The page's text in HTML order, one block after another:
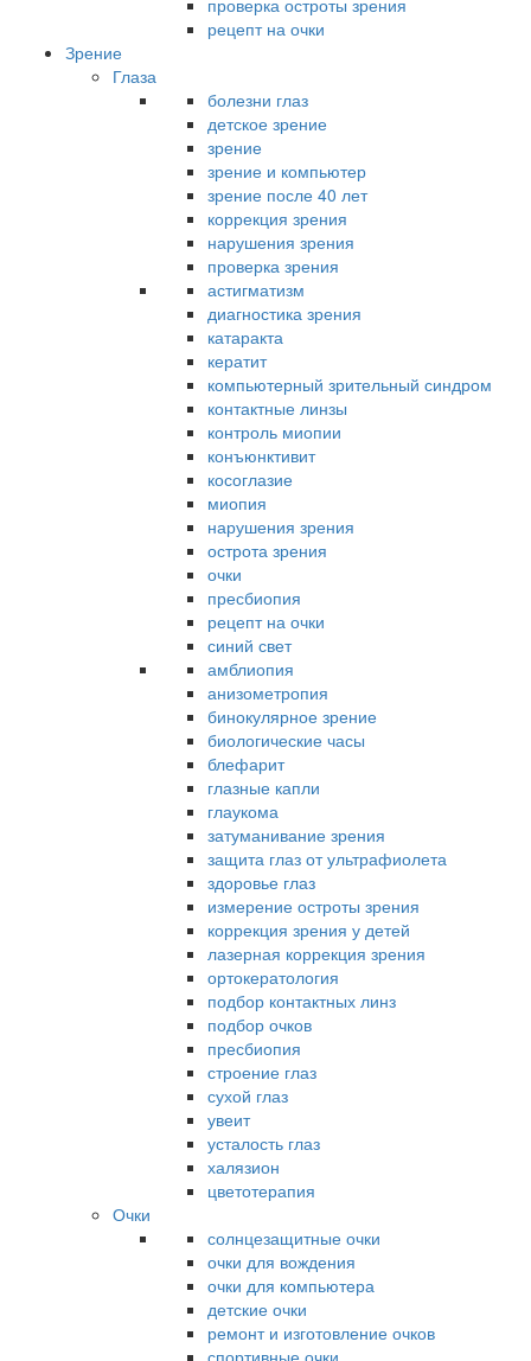
проверка остроты зрения
рецепт на очки
Зрение
Глаза
болезни глаз
детское зрение
зрение
зрение и компьютер
зрение после 40 лет
коррекция зрения
нарушения зрения
проверка зрения
астигматизм
диагностика зрения
катаракта
кератит
компьютерный зрительный синдром
контактные линзы
контроль миопии
конъюнктивит
косоглазие
миопия
нарушения зрения
острота зрения
очки
пресбиопия
рецепт на очки
синий свет
амблиопия
анизометропия
бинокулярное зрение
биологические часы
блефарит
глазные капли
глаукома
затуманивание зрения
защита глаз от ультрафиолета
здоровье глаз
измерение остроты зрения
коррекция зрения у детей
лазерная коррекция зрения
ортокератология
подбор контактных линз
подбор очков
пресбиопия
строение глаз
сухой глаз
увеит
усталость глаз
халязион
цветотерапия
Очки
солнцезащитные очки
очки для вождения
очки для компьютера
детские очки
ремонт и изготовление очков